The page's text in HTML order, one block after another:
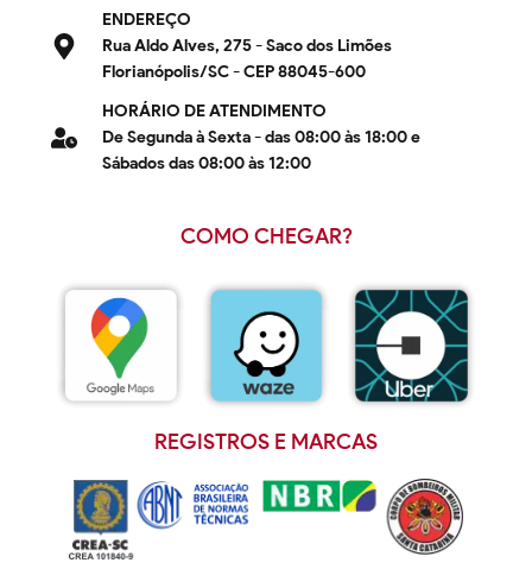
ENDEREÇO
Rua Aldo Alves, 275 - Saco dos Limões
Florianópolis/SC - CEP 88045-600
HORÁRIO DE ATENDIMENTO
De Segunda à Sexta - das 08:00 às 18:00 e
Sábados das 08:00 às 12:00
COMO CHEGAR?
REGISTROS E MARCAS